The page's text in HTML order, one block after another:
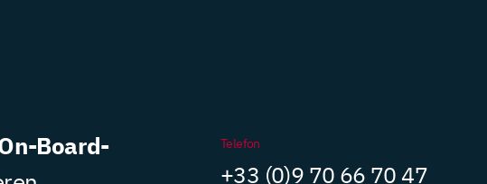
Board-
Telefon
+33 (0)9 70 66 70 47